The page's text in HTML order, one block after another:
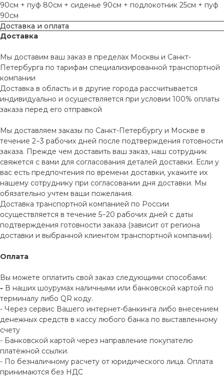
90см + пуф 80см + сиденье 90см + подлокотник 25см + пуф
90см
Доставка и оплата
Доставка
Мы доставим ваш заказ в пределах Москвы и Санкт-
Петербурга по тарифам специализированной транспортной
компании
Доставка в область и в другие города рассчитывается
индивидуально и осуществляется при условии 100% оплаты
заказа перед его отправкой
Мы доставляем заказы по Санкт-Петербургу и Москве в
течение 2−3 рабочих дней после подтверждения готовности
заказа. Прежде чем доставить ваш заказ, наш сотрудник
свяжется с вами для согласования деталей доставки. Если у
вас есть предпочтения по времени доставки, укажите их
нашему сотруднику при согласовании дня доставки. Мы
обязательно учтем ваши пожелания.
Доставка транспортной компанией по России
осуществляется в течение 5−20 рабочих дней с даты
подтверждения готовности заказа (зависит от региона
доставки и выбранной клиентом транспортной компании).
Оплата
Вы можете оплатить свой заказ следующими способами:
- В наших шоурумах наличными или банковской картой по
терминалу либо QR коду.
- Через сервис Вашего интернет-банкинга либо внесением
денежных средств в кассу любого банка по выставленному
счету
- Банковской картой через направление покупателю
платёжной ссылки.
- По безналичному расчету от юридического лица. Оплата
принимаются без НДС